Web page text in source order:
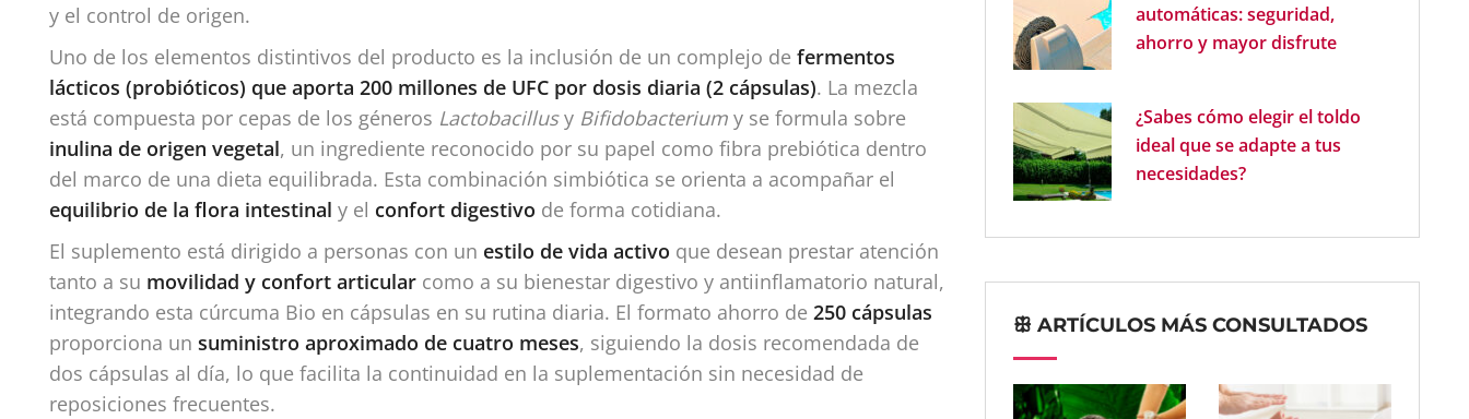
y el control de origen.
Uno de los elementos distintivos del producto es la inclusión de un complejo de fermentos
lácticos (probióticos) que aporta 200 millones de UFC por dosis diaria (2 cápsulas). La mezcla
está compuesta por cepas de los géneros Lactobacillusy Bifidobacterium y se formula sobre
inulina de origen vegetal, un ingrediente reconocido por su papel como fibra prebiótica dentro
del marco de una dieta equilibrada. Esta combinación simbiótica se orienta a acompañar el
equilibrio de la flora intestinal y el confort digestivo de forma cotidiana.
El suplemento está dirigido a personas con un estilo de vida activo que desean prestar atención
tanto a su movilidad y confort articular como a su bienestar digestivo y antiinflamatorio natural,
integrando esta cúrcuma Bio en cápsulas en su rutina diaria. El formato ahorro de 250 cápsulas
proporciona un suministro aproximado de cuatro meses, siguiendo la dosis recomendada de
dos cápsulas al día, lo que facilita la continuidad en la suplementación sin necesidad de
reposiciones frecuentes.
automáticas: seguridad,
ahorro y mayor disfrute
¿Sabes cómo elegir el toldo
ideal que se adapte a tus
necesidades?
ꕥ ARTÍCULOS MÁS CONSULTADOS